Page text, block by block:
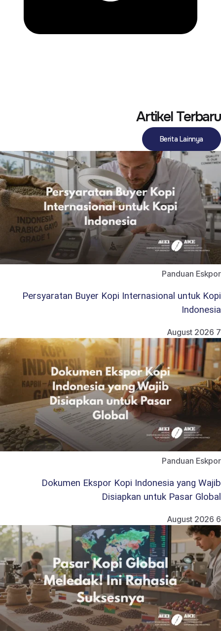
Artikel Terbaru
Berita Lainnya
Panduan Eskpor
Persyaratan Buyer Kopi Internasional untuk Kopi
Indonesia
7 August 2026
Panduan Eskpor
Dokumen Ekspor Kopi Indonesia yang Wajib
Disiapkan untuk Pasar Global
6 August 2026